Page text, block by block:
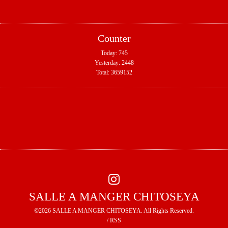
Counter
Today: 745
Yesterday: 2448
Total: 3659152
SALLE A MANGER CHITOSEYA
©2026 SALLE A MANGER CHITOSEYA. All Rights Reserved.
/RSS